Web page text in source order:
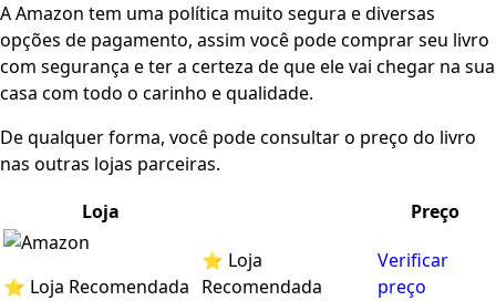
A Amazon tem uma política muito segura e diversas
opções de pagamento, assim você pode comprar seu livro
com segurança e ter a certeza de que ele vai chegar na sua
casa com todo o carinho e qualidade.
De qualquer forma, você pode consultar o preço do livro
nas outras lojas parceiras.
Loja
Preço
⭐ Loja Recomendada
⭐ Loja
Recomendada
Verificar
preço